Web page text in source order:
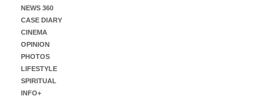
NEWS 360
CASE DIARY
CINEMA
OPINION
PHOTOS
LIFESTYLE
SPIRITUAL
INFO+